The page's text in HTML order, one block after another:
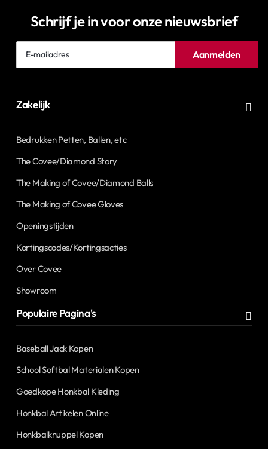
Schrijf je in voor onze nieuwsbrief
Aanmelden
Zakelijk
Bedrukken Petten, Ballen, etc
The Covee/Diamond Story
The Making of Covee/Diamond Balls
The Making of Covee Gloves
Openingstijden
Kortingscodes/Kortingsacties
Over Covee
Showroom
Populaire Pagina's
Baseball Jack Kopen
School Softbal Materialen Kopen
Goedkope Honkbal Kleding
Honkbal Artikelen Online
Honkbalknuppel Kopen